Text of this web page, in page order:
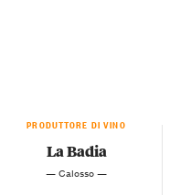
PRODUTTORE DI VINO
La Badia
— Calosso —